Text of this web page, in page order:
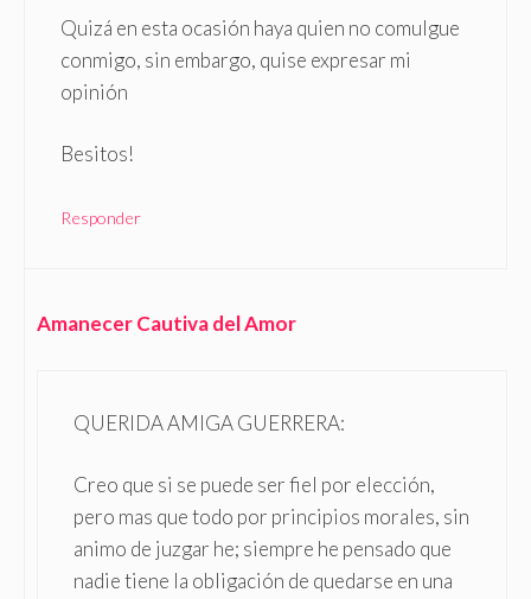
Quizá en esta ocasión haya quien no comulgue
conmigo, sin embargo, quise expresar mi
opinión
Besitos!
Responder
Amanecer Cautiva del Amor
QUERIDA AMIGA GUERRERA:
Creo que si se puede ser fiel por elección,
pero mas que todo por principios morales, sin
animo de juzgar he; siempre he pensado que
nadie tiene la obligación de quedarse en una